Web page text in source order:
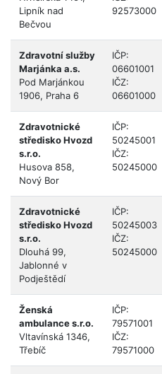
Lipník nad
Bečvou
92573000
Zdravotní služby
Marjánka a.s.
Pod Marjánkou
1906, Praha 6
IČP:
06601001
IČZ:
06601000
Zdravotnické
středisko Hvozd
s.r.o.
Husova 858,
Nový Bor
IČP:
50245001
IČZ:
50245000
Zdravotnické
středisko Hvozd
s.r.o.
Dlouhá 99,
Jablonné v
Podještědí
IČP:
50245003
IČZ:
50245000
Ženská
ambulance s.r.o.
Vltavínská 1346,
Třebíč
IČP:
79571001
IČZ:
79571000